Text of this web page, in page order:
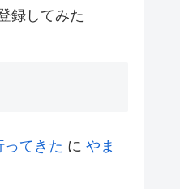
録してみた
ってきた に やま